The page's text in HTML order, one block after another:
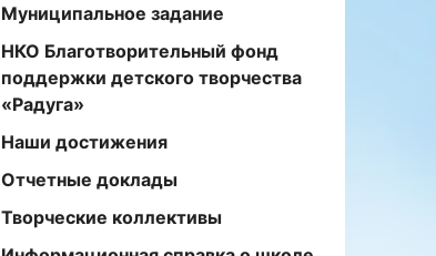
Муниципальное задание
НКО Благотворительный фонд
поддержки детского творчества
«Радуга»
Наши достижения
Отчетные доклады
Творческие коллективы